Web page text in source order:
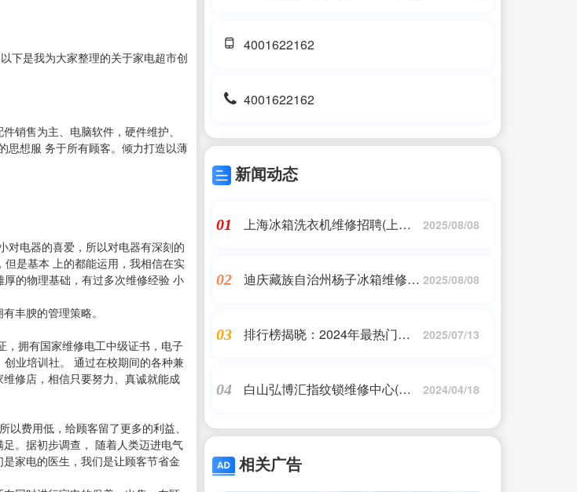
是我为大家整理的关于家电超市创
售为主、电脑软件，硬件维护、
思想服 务于所有顾客。倾力打造以薄
电器的喜爱，所以对电器有深刻的
是基本 上的都能运用，我相信在实
的物理基础，有过多次维修经验 小
丰腴的管理策略。
拥有国家维修电工中级证书，电子
业培训社。 通过在校期间的各种兼
修店，相信只要努力、真诚就能成
费用低，给顾客留了更多的利益、
。据初步调查， 随着人类迈进电气
家电的医生，我们是让顾客节省金
4001622162
4001622162
新闻动态
01
上海冰箱洗衣机维修招聘(上海
2025/08/08
02
迪庆藏族自治州杨子冰箱维修中 2025/08/08
03
排行榜揭晓：2024年最热门的
2025/07/13
04
白山弘博汇指纹锁维修中心(弘
2024/04/18
相关广告